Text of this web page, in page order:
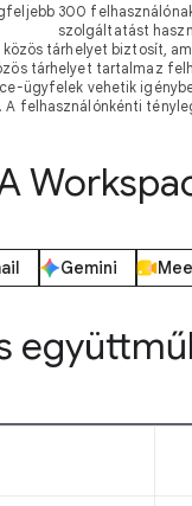
300
szolgáltatást
tárhelyet biztosít,
tárhelyet tartalmaz
ügyfelek vehetik
A felhasználónkénti
Gemini